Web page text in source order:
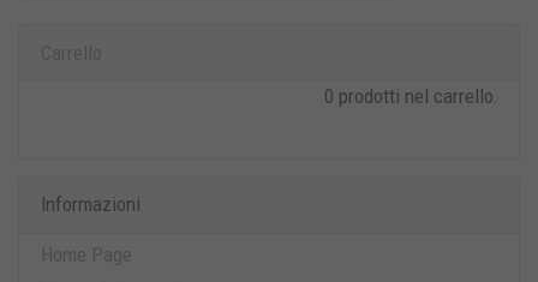
0 prodotti nel carrello.
Informazioni
Home Page